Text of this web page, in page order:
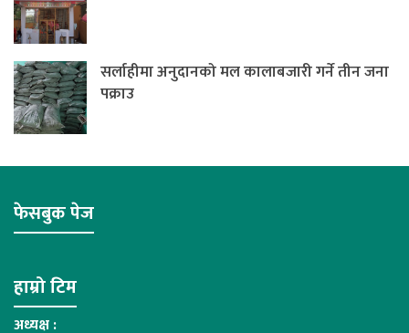
सर्लाहीमा अनुदानको मल कालाबजारी गर्ने तीन जना
पक्राउ
फेसबुक पेज
हाम्रो टिम
अध्यक्ष :